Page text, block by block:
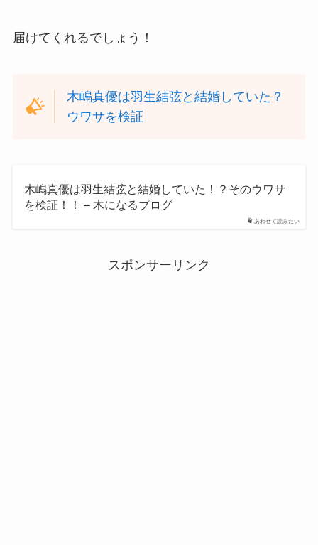
届けてくれるでしょう！
木嶋真優は羽生結弦と結婚していた？
ウワサを検証
あわせて読みたい
木嶋真優は羽生結弦と結婚していた！？そのウワサ
を検証！！ – 木になるブログ
スポンサーリンク